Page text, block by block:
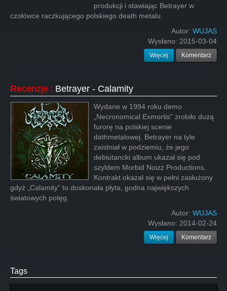
produkcji i stawiając Betrayer w
czołówce raczkującego polskiego death metalu.
Autor: WUJAS
Wysłano: 2015-03-04
Więcej Komentarz
Recenzje : Betrayer - Calamity
Wydane w 1994 roku demo
„Necronomical Exmortis” zrobiło dużą
furorę na polskiej scenie
dathmetalowej. Betrayer na tyle
zaistniał w podziemiu, że jego
debiutancki album ukazał się pod
szyldem Morbid Noizz Productions.
Kontrakt okazał się w pełni zasłużony
gdyż „Calamity” to doskonała płyta, godna największych
światowych potęg.
Autor: WUJAS
Wysłano: 2014-02-24
Więcej Komentarz
Tags